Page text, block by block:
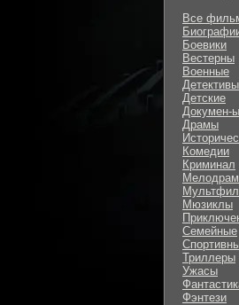
Все
Боевики
Вестерны
Военные
Детективы
Детские
Докумен-
Драмы
Комедии
Криминал
Мюзиклы
Семейные
Триллеры
Ужасы
Фэнтези